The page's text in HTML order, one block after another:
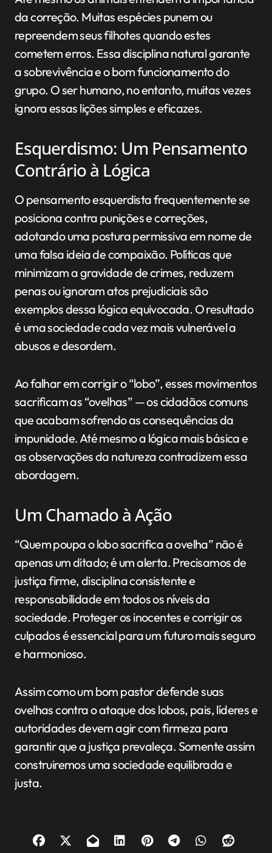
da correção. Muitas espécies punem ou
repreendem seus filhotes quando estes
cometem erros. Essa disciplina natural garante
a sobrevivência e o bom funcionamento do
grupo. O ser humano, no entanto, muitas vezes
ignora essas lições simples e eficazes.
Esquerdismo: Um Pensamento
Contrário à Lógica
O pensamento esquerdista frequentemente se
posiciona contra punições e correções,
adotando uma postura permissiva em nome de
uma falsa ideia de compaixão. Políticas que
minimizam a gravidade de crimes, reduzem
penas ou ignoram atos prejudiciais são
exemplos dessa lógica equivocada. O resultado
é uma sociedade cada vez mais vulnerável a
abusos e desordem.
Ao falhar em corrigir o “lobo”, esses movimentos
sacrificam as “ovelhas” — os cidadãos comuns
que acabam sofrendo as consequências da
impunidade. Até mesmo a lógica mais básica e
as observações da natureza contradizem essa
abordagem.
Um Chamado à Ação
“Quem poupa o lobo sacrifica a ovelha” não é
apenas um ditado; é um alerta. Precisamos de
justiça firme, disciplina consistente e
responsabilidade em todos os níveis da
sociedade. Proteger os inocentes e corrigir os
culpados é essencial para um futuro mais seguro
e harmonioso.
Assim como um bom pastor defende suas
ovelhas contra o ataque dos lobos, pais, líderes e
autoridades devem agir com firmeza para
garantir que a justiça prevaleça. Somente assim
construiremos uma sociedade equilibrada e
justa.